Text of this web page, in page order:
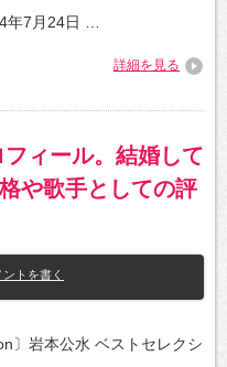
7月24日 …
詳細を見る
ィール。結婚して
や歌手としての評
ントを書く
〕岩本公水 ベストセレクシ